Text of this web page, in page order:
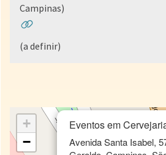
Campinas)
(a definir)
Eventos em
Avenida Santa Isabel,
+
−